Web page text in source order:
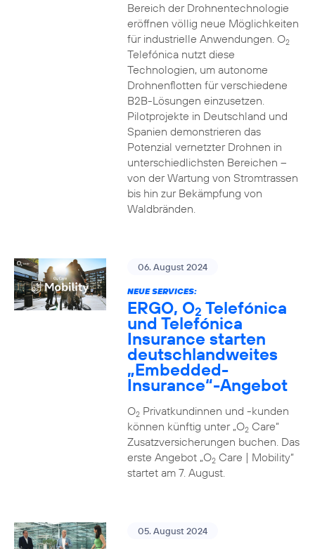
Bereich der Drohnentechnologie
eröffnen völlig neue Möglichkeiten
für industrielle Anwendungen. O2
Telefónica nutzt diese
Technologien, um autonome
Drohnenflotten für verschiedene
B2B-Lösungen einzusetzen.
Pilotprojekte in Deutschland und
Spanien demonstrieren das
Potenzial vernetzter Drohnen in
unterschiedlichsten Bereichen –
von der Wartung von Stromtrassen
bis hin zur Bekämpfung von
Waldbränden.
06. August 2024
NEUE SERVICES:
ERGO, O2 Telefónica
und Telefónica
Insurance starten
deutschlandweites
„Embedded-
Insurance“-Angebot
O2Privatkundinnen und -kunden
können künftig unter „O2Care“
Zusatzversicherungen buchen. Das
erste Angebot „O2Care | Mobility“
startet am 7. August.
05. August 2024